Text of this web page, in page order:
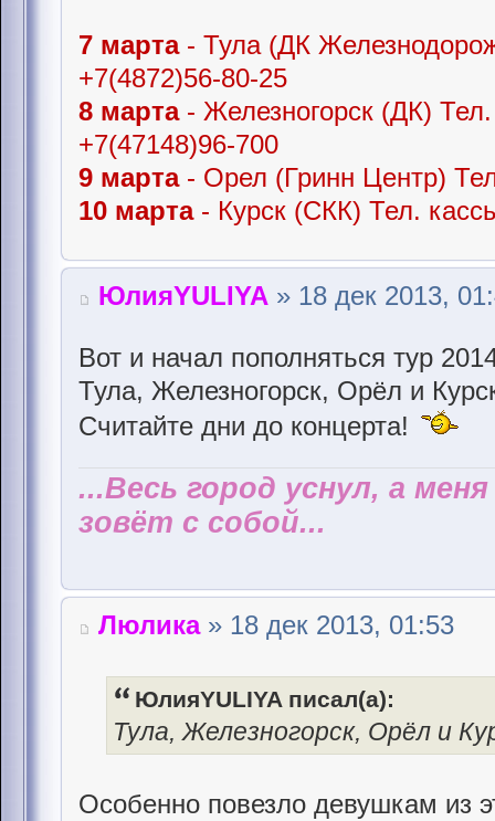
7 марта - Тула (ДК
+7(4872)56-80-25
8 марта- Железногорск (ДК)
+7(47148)96-700
9 марта- Орел (Гринн Центр)
10 марта- Курск (СКК) Тел.
ЮлияYULIYA » 18 дек 2013,
Вот и начал пополняться тур
Тула, Железногорск, Орёл и
Считайте дни до концерта!
...Весь город уснул, а
зовёт с собой...
Люлика» 18 дек 2013, 01:53
ЮлияYULIYA писал(а):
Тула, Железногорск, Орёл и
Особенно повезло девушкам из